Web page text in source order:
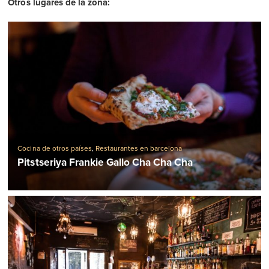
Otros lugares de la zona:
Cocina de otros países, Restaurantes en barcelona
Pitstseriya Frankie Gallo Cha Cha Cha